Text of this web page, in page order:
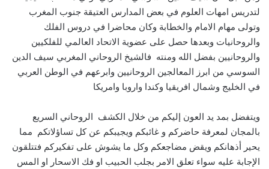
لتدريس امهات العلوم في بعض المدارس العتيقة جنوب المغرب
وتولى مهام الامام والخطابة وكان محاضرا في دروس الفلك
والروحانيات وبعدها حصل على عضوية الاتحاد العالمي للفلكيين
والروحانيين بفضل الله ومنته فالشيخ الروحاني المغربي سيف الدين
السوسي من ابرز المعالجين الروحانيين وابرعهم في الوطن العربي
في الخليج وشمال افريقيا وكندا واروبا وامريكا
ويتفضل بمد يد العون إليكم من خلال الكشف الروحاني السريع
بالمجان لمعرفة حاضركم و غائبكم ويجيبكم عن كل تساؤلاتكم مما
يحير أذهانكم ويقض مضاجعكم وكل ما يشوش على تفكيركم فتتلقون
الإجابة عليه سواء تعلق الامر بجلب الحبيب او فك الاسحار او المس